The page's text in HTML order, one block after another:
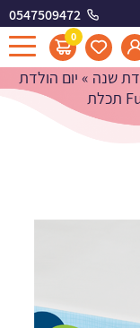
0547509472
0
שנה » יום הולדת